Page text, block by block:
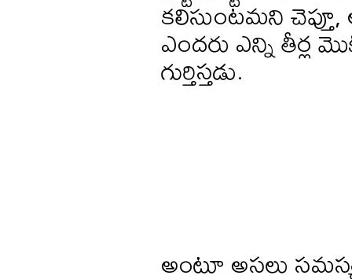
కలిసుంటమని
ఎందరు ఎన్ని తీర్ల
గుర్తిస్తడు.
అంటూ అసలు